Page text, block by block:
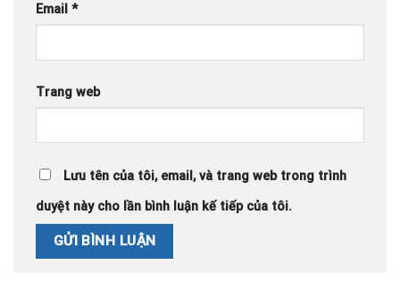
Email *
Trang web
Lưu tên của tôi, email, và trang web trong trình
duyệt này cho lần bình luận kế tiếp của tôi.